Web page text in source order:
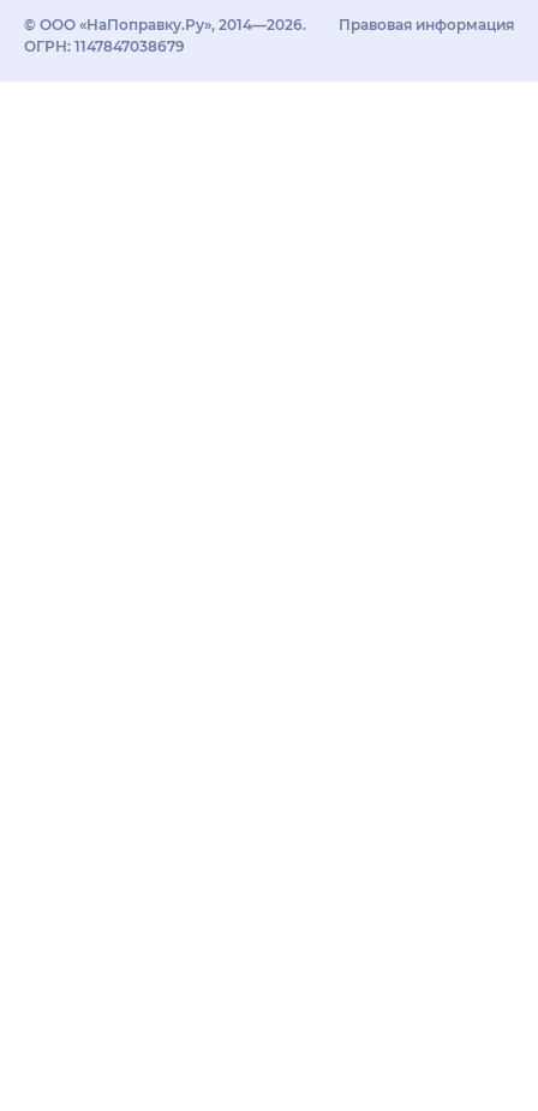
© ООО «НаПоправку.Ру», 2014—2026.
ОГРН: 1147847038679
Правовая информация